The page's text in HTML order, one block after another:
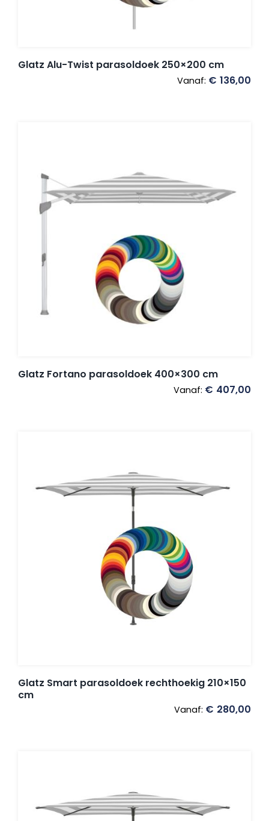
Glatz Alu-Twist parasoldoek 250×200 cm
Vanaf: € 136,00
Glatz Fortano parasoldoek 400×300 cm
Vanaf: € 407,00
Glatz Smart parasoldoek rechthoekig 210×150
cm
Vanaf: € 280,00